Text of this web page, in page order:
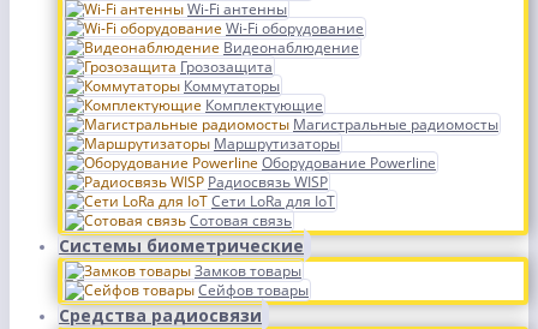
Wi-Fi антенны
Wi-Fi оборудование
Видеонаблюдение
Грозозащита
Коммутаторы
Комплектующие
Магистральные радиомосты
Маршрутизаторы
Оборудование Powerline
Радиосвязь WISP
Сети LoRa для IoT
Сотовая связь
Системы биометрические
Замков товары
Сейфов товары
Средства радиосвязи